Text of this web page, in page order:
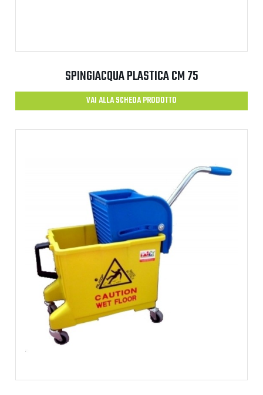
SPINGIACQUA PLASTICA CM 75
VAI ALLA SCHEDA PRODOTTO